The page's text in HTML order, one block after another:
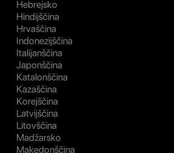
Hebrejsko
Hindijščina
Hrvaščina
Indonezijščina
Italijanščina
Japonščina
Katalonščina
Kazaščina
Korejščina
Latvijščina
Litovščina
Madžarsko
Makedonščina